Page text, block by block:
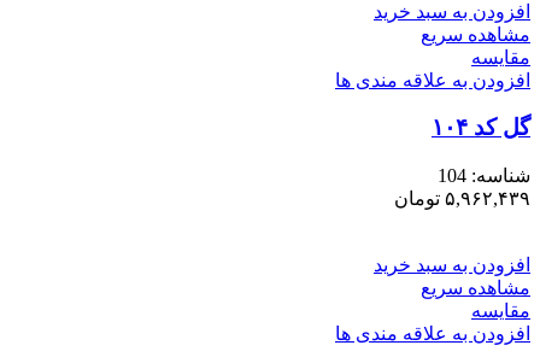
افزودن به سبد خرید
مشاهده سریع
مقایسه
افزودن به علاقه مندی ها
گل کد ۱۰۴
شناسه: 104
۵,۹۶۲,۴۳۹ تومان
افزودن به سبد خرید
مشاهده سریع
مقایسه
افزودن به علاقه مندی ها